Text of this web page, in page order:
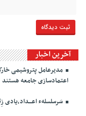
آخرین اخبار
مدیرعامل پتروشیمی
اعتمادسازی جامعه هستند
سَرسلسلهء اعـــداد،یادی